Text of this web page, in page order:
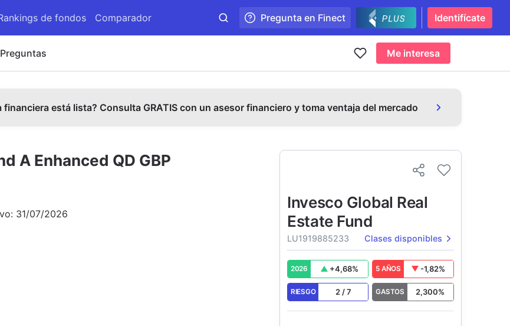
de fondos Comparador Pregunta en Finect Identifícate
Preguntas Me interesa
financiera está lista? Consulta GRATIS con un asesor financiero y toma ventaja del mercado
A Enhanced QD GBP
31/07/2026
Invesco Global Real
Estate Fund
LU1919885233 Clases disponibles
2026 +4,68% 5 AÑOS -1,82%
RIESGO 2/7 GASTOS 2,300%